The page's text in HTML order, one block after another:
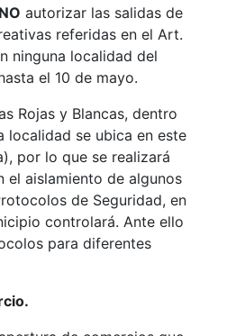
NO autorizar las salidas de
referidas en el Art.
ninguna localidad del
el 10 de mayo.
Rojas y Blancas, dentro
localidad se ubica en este
por lo que se realizará
el aislamiento de algunos
de Seguridad, en
controlará. Ante ello
para diferentes